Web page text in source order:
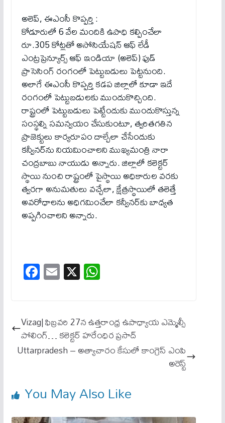
అలెప్, ఈఎంసీ కొప్పర్తి :
కోడూరులో 6 వేల మందికి ఉపాధి కల్పించేలా
రూ.305 కోట్లతో అసోసియేషన్ ఆఫ్ లేడీ
ఎంట్రప్రెన్యూర్స్ ఆఫ్ ఇండియా (అలెప్) ఫుడ్
ప్రాసెసింగ్ రంగంలో పెట్టుబడులు పెట్టనుంది.
అలాగే ఈఎంసీ కొప్పర్తి కడప జిల్లాలో కూడా ఇదే
రంగంలో పెట్టుబడులకు ముందుకొచ్చింది.
రాష్ట్రంలో పెట్టుబడులు పెట్టేందుకు ముందుకొస్తున్న
సంస్థల్ని సమన్వయం చేసుకుంటూ, త్వరితగతిన
ప్రాజెక్టులు కార్యరూపం దాల్చేలా చేసేందుకు
కన్వీనర్‌ను నియమించాలని ముఖ్యమంత్రి నారా
చంద్రబాబు నాయుడు అన్నారు. జిల్లాలో కలెక్టర్
స్థాయి నుంచి రాష్ట్రంలో పైస్థాయి అధికారుల వరకు
త్వరగా అనుమతులు వచ్చేలా, క్షేత్రస్థాయిలో తలెత్తే
అవరోధాలను అధిగమించేలా కన్వీనర్‌కు బాధ్యత
అప్పగించాలని అన్నారు.
Fa
ce
ok
E
m
X W
ha
A
pp
Vizag| ఫిబ్ర‌వ‌రి 27న ఉత్త‌రాంధ్ర ఉపాధ్యాయ ఎమ్మెల్సీ
పోలింగ్… క‌లెక్ట‌ర్ హ‌రేంధిర ప్ర‌సాద్
Uttarpradesh – అత్యాచారం కేసులో కాంగ్రెస్ ఎంపి
అరెస్ట్
You May Also Like